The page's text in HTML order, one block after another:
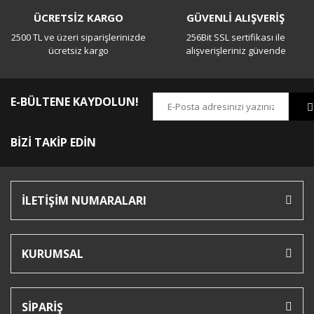
ÜCRETSİZ KARGO
2500 TL ve üzeri siparişlerinizde
ücretsiz kargo
GÜVENLİ ALIŞVERİŞ
256Bit SSL sertifikası ile
alışverişleriniz güvende
E-BÜLTENE KAYDOLUN!
BİZİ TAKİP EDİN
İLETİŞİM NUMARALARI
KURUMSAL
SİPARİŞ